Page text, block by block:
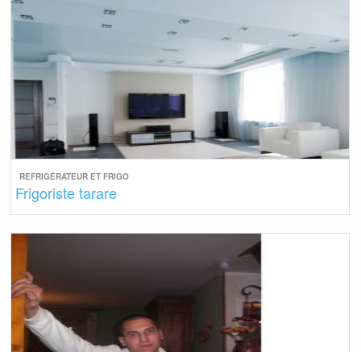
REFRIGÉRATEUR ET FRIGO
Frigoriste tarare